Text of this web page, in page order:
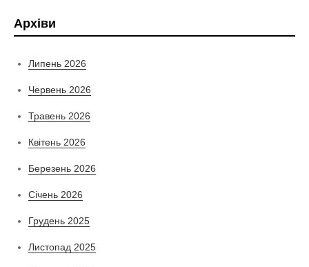
Архіви
Липень 2026
Червень 2026
Травень 2026
Квітень 2026
Березень 2026
Січень 2026
Грудень 2025
Листопад 2025